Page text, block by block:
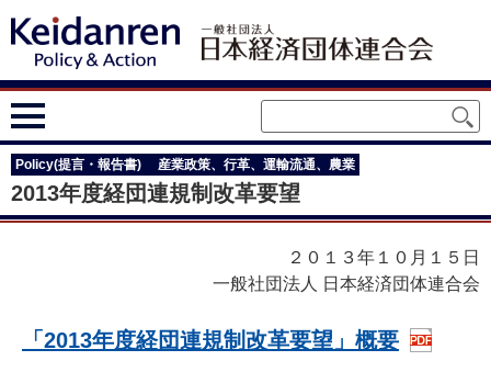
Policy(提言・報告書) 産業政策、行革、運輸流通、農業
2013年度経団連規制改革要望
２０１３年１０月１５日
一般社団法人 日本経済団体連合会
「2013年度経団連規制改革要望」概要